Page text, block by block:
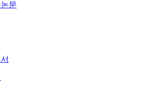
문